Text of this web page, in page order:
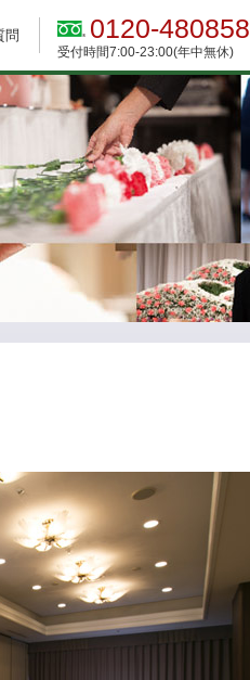
問 0120-480858
受付時間7:00-23:00(年中無休)